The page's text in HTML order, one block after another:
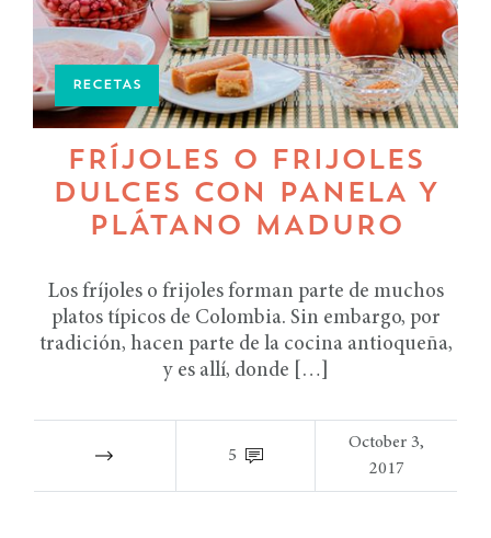
RECETAS
FRÍJOLES O FRIJOLES
DULCES CON PANELA Y
PLÁTANO MADURO
Los fríjoles o frijoles forman parte de muchos
platos típicos de Colombia. Sin embargo, por
tradición, hacen parte de la cocina antioqueña,
y es allí, donde […]
5
October 3,
2017